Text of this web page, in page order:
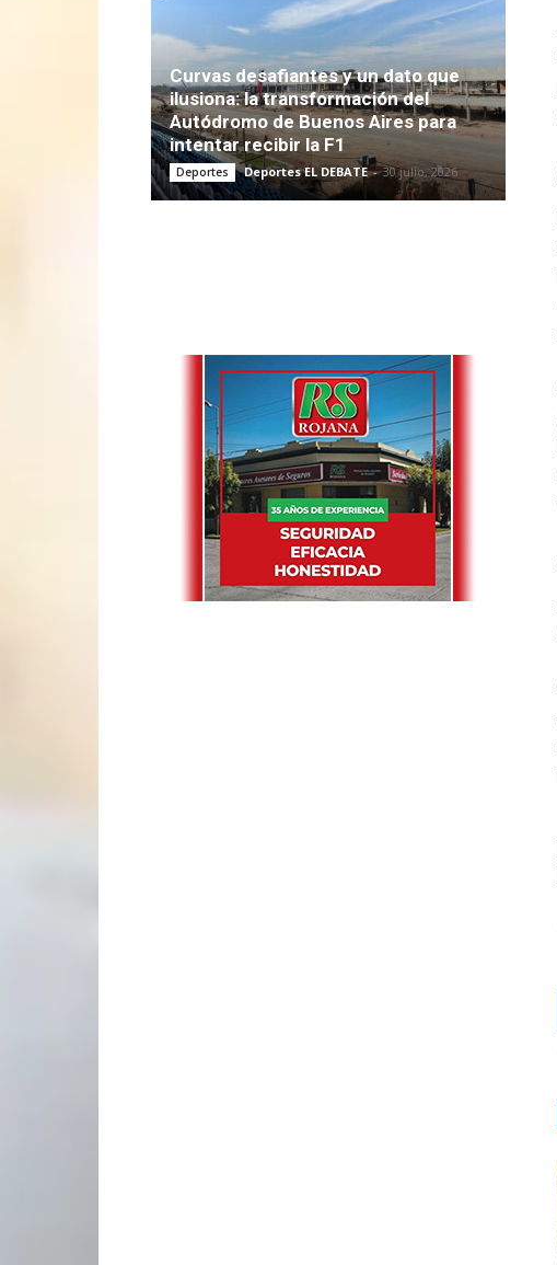
Curvas desafiantes y un dato que
ilusiona: la transformación del
Autódromo de Buenos Aires para
intentar recibir la F1
Deportes Deportes EL DEBATE - 30 julio, 2026